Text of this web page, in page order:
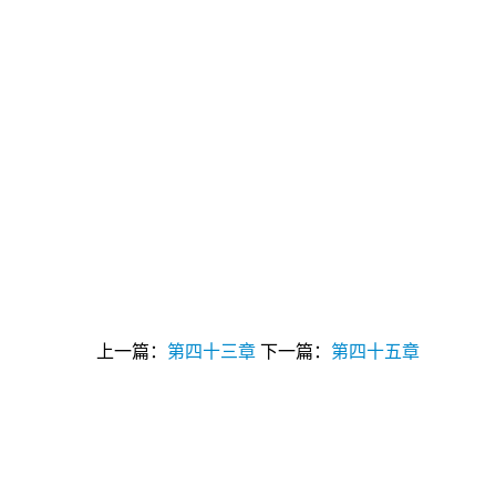
上一篇： 第四十三章下一篇： 第四十五章